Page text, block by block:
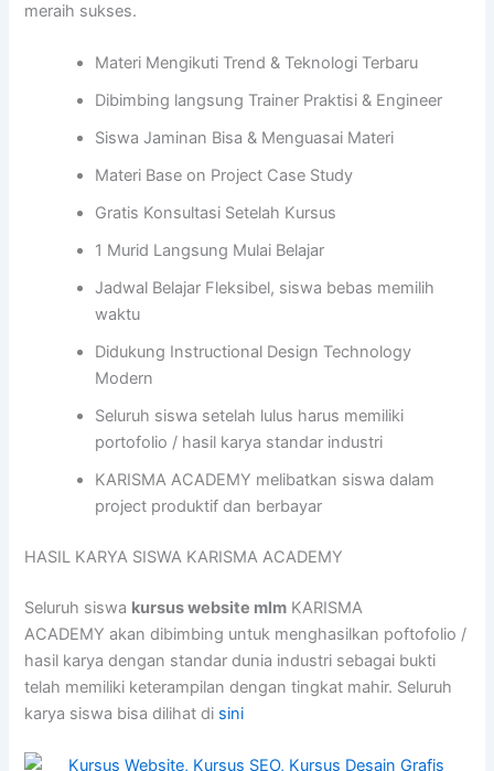
meraih sukses.
Materi Mengikuti Trend & Teknologi Terbaru
Dibimbing langsung Trainer Praktisi & Engineer
Siswa Jaminan Bisa & Menguasai Materi
Materi Base on Project Case Study
Gratis Konsultasi Setelah Kursus
1 Murid Langsung Mulai Belajar
Jadwal Belajar Fleksibel, siswa bebas memilih
waktu
Didukung Instructional Design Technology
Modern
Seluruh siswa setelah lulus harus memiliki
portofolio / hasil karya standar industri
KARISMA ACADEMY melibatkan siswa dalam
project produktif dan berbayar
HASIL KARYA SISWA KARISMA ACADEMY
Seluruh siswa kursus website mlm KARISMA
ACADEMY akan dibimbing untuk menghasilkan poftofolio /
hasil karya dengan standar dunia industri sebagai bukti
telah memiliki keterampilan dengan tingkat mahir. Seluruh
karya siswa bisa dilihat di sini